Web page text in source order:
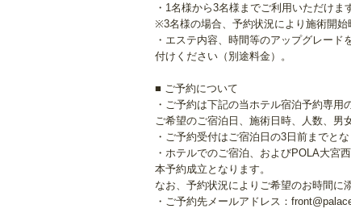
・1名様から3名様までご利用いただけま
※3名様の場合、予約状況により施術開始
・エステ内容、時間等のアップグレー
付けください（別途料金）。
■ ご予約について
・ご予約は下記の当ホテル宿泊予約専用
ご希望のご宿泊日、施術日時、人数、男
・ご予約受付はご宿泊日の3日前までとな
・ホテルでのご宿泊、およびPOLA大宮
本予約成立となります。
なお、予約状況によりご希望のお時間に
・ご予約先メールアドレス：